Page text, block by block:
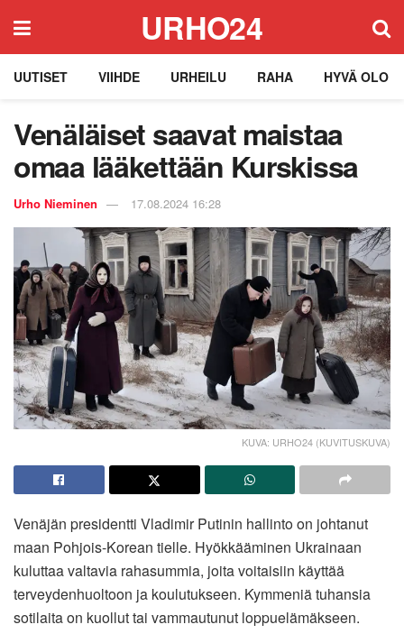
URHO24
UUTISET VIIHDE URHEILU RAHA HYVÄ OLO
Venäläiset saavat maistaa
omaa lääkettään Kurskissa
Urho Nieminen 17.08.2024 16:28
KUVA: URHO24 (KUVITUSKUVA)
Venäjän presidentti Vladimir Putinin hallinto on johtanut
maan Pohjois-Korean tielle. Hyökkääminen Ukrainaan
kuluttaa valtavia rahasummia, joita voitaisiin käyttää
terveydenhuoltoon ja koulutukseen. Kymmeniä tuhansia
sotilaita on kuollut tai vammautunut loppuelämäkseen.